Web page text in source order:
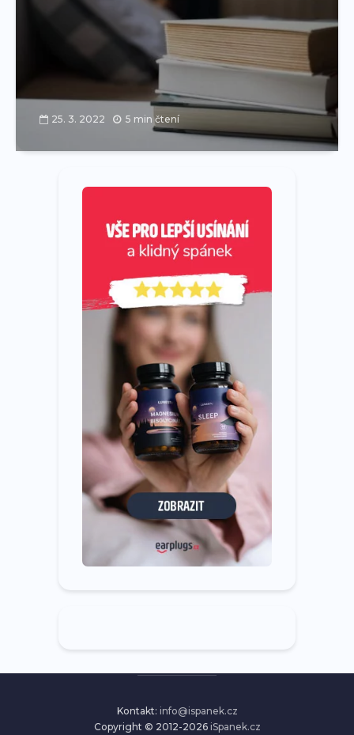
25. 3. 2022 5 min čtení
Kontakt: info@ispanek.cz
Copyright © 2012-2026 iSpanek.cz